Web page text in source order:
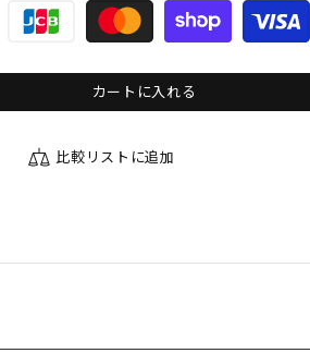
カートに入れる
比較リストに追加